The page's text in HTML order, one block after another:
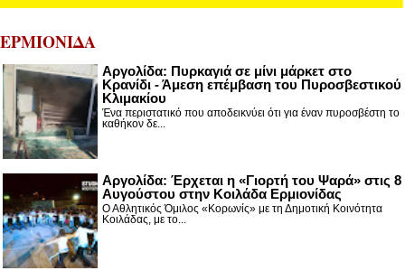
ΕΡΜΙΟΝΙΔΑ
Αργολίδα: Πυρκαγιά σε μίνι μάρκετ στο
Κρανίδι - Άμεση επέμβαση του Πυροσβεστικού
Κλιμακίου
Ένα περιστατικό που αποδεικνύει ότι για έναν πυροσβέστη το
καθήκον δε...
Αργολίδα: Έρχεται η «Γιορτή του Ψαρά» στις 8
Αυγούστου στην Κοιλάδα Ερμιονίδας
Ο Αθλητικός Όμιλος «Κορωνίς» με τη Δημοτική Κοινότητα
Κοιλάδας, με το...